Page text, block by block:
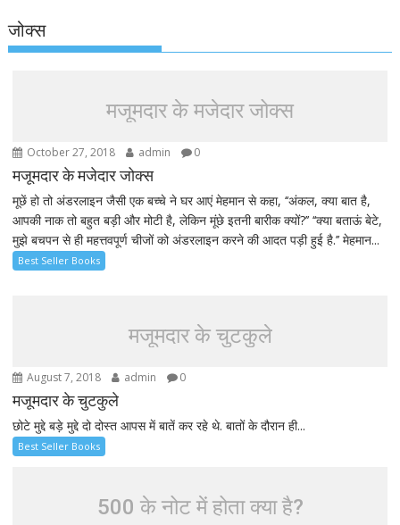
जोक्स
मजूमदार के मजेदार जोक्स
October 27, 2018 admin 0
मजूमदार के मजेदार जोक्स
मूछें हो तो अंडरलाइन जैसी एक बच्चे ने घर आएं मेहमान से कहा, ‘‘अंकल, क्या बात है,
आपकी नाक तो बहुत बड़ी और मोटी है, लेकिन मूंछे इतनी बारीक क्यों?’’ ‘‘क्या बताऊं बेटे,
मुझे बचपन से ही महत्तवपूर्ण चीजों को अंडरलाइन करने की आदत पड़ी हुई है.’’ मेहमान...
Best Seller Books
मजूमदार के चुटकुले
August 7, 2018 admin 0
मजूमदार के चुटकुले
छोटे मुद्दे बड़े मुद्दे दो दोस्त आपस में बातें कर रहे थे. बातों के दौरान ही...
Best Seller Books
500 के नोट में होता क्या है?